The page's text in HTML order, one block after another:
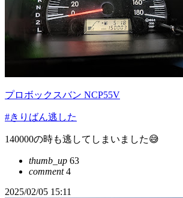
プロボックスバン NCP55V
#きりばん逃した
140000の時も逃してしまいました😅
thumb_up 63
comment4
2025/02/05 15:11